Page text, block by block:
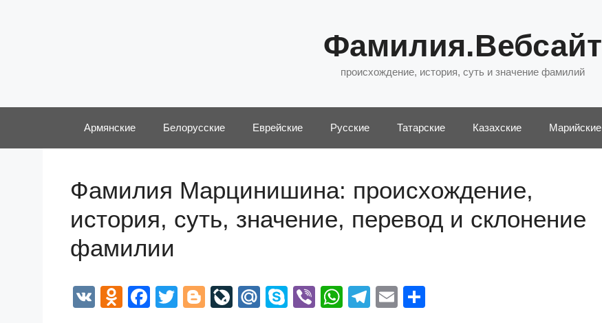
Фамилия.Вебсайт
происхождение, история, суть и значение фамилий
Армянские Белорусские Еврейские Русские Татарские Казахские Марийские
Фамилия Марцинишина: происхождение,
история, суть, значение, перевод и склонение
фамилии
V
O
F
T
Bl
Li
M
S
Vi
W
T
E